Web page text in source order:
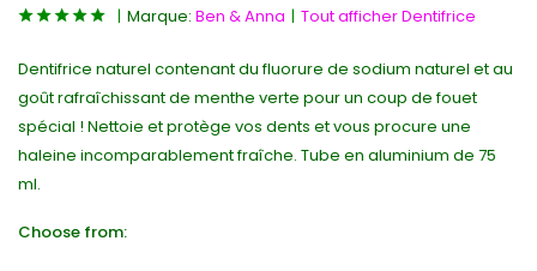
Marque: Ben & Anna Tout afficher Dentifrice
Dentifrice naturel contenant du fluorure de sodium naturel et au
goût rafraîchissant de menthe verte pour un coup de fouet
spécial ! Nettoie et protège vos dents et vous procure une
haleine incomparablement fraîche. Tube en aluminium de 75
ml.
Choose from: